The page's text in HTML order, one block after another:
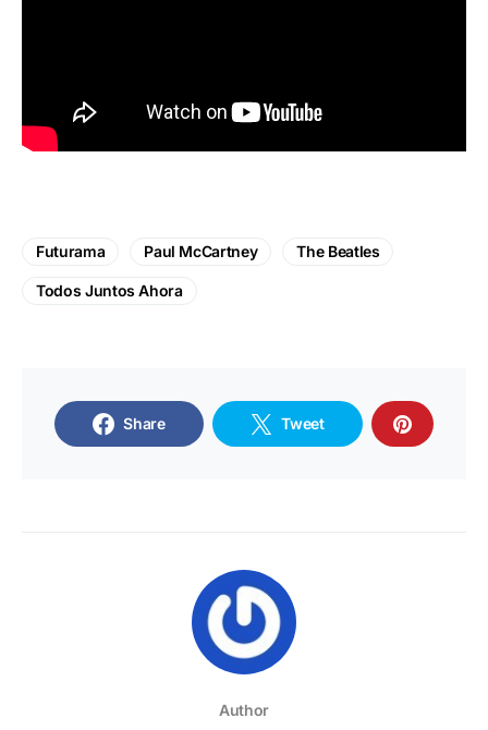
Futurama Paul McCartney The Beatles
Todos Juntos Ahora
Share Tweet
Author